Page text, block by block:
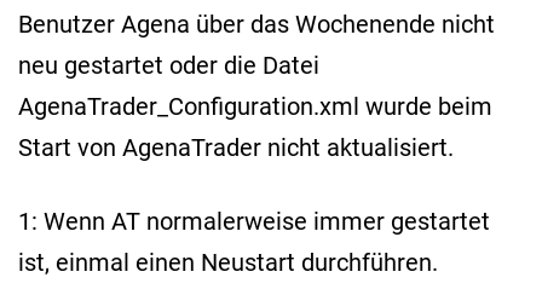
Benutzer Agena über das Wochenende nicht
neu gestartet oder die Datei
AgenaTrader_Configuration.xml wurde beim
Start von AgenaTrader nicht aktualisiert.
1: Wenn AT normalerweise immer gestartet
ist, einmal einen Neustart durchführen.